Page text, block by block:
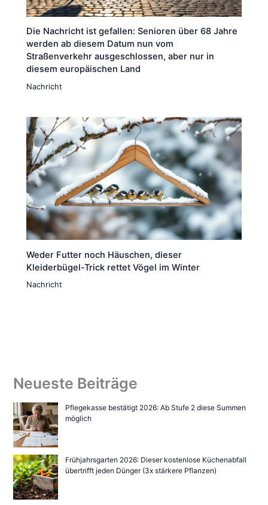
Die Nachricht ist gefallen: Senioren über 68 Jahre
werden ab diesem Datum nun vom
Straßenverkehr ausgeschlossen, aber nur in
diesem europäischen Land
Nachricht
Weder Futter noch Häuschen, dieser
Kleiderbügel-Trick rettet Vögel im Winter
Nachricht
Neueste Beiträge
Pflegekasse bestätigt 2026: Ab Stufe 2 diese Summen
möglich
Frühjahrsgarten 2026: Dieser kostenlose Küchenabfall
übertrifft jeden Dünger (3x stärkere Pflanzen)